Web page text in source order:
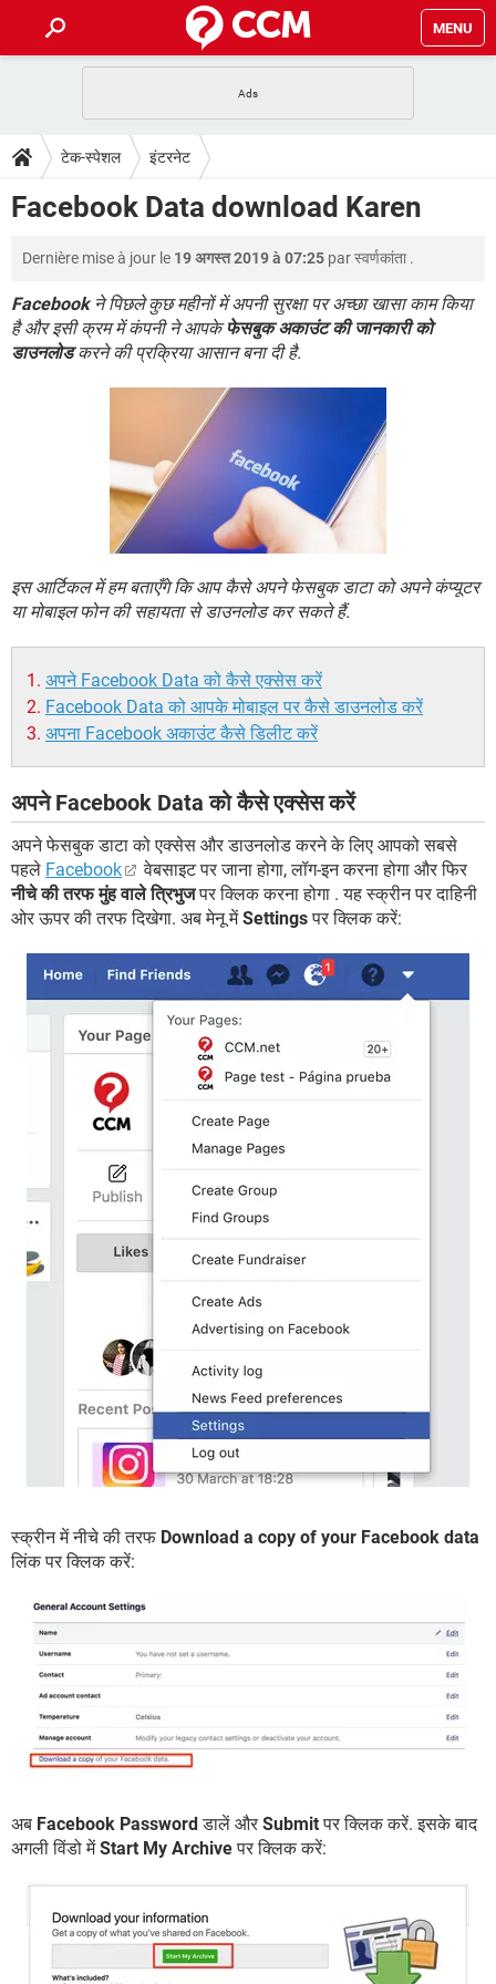
MENU
फोन पर अकाउंट बैलेंस चेक
WhatsApp Hack हो गया? Lucky Patcher यूज करें
टेक-स्पेशल
2020 के फ्री एंटीवायरस
बेस्ट फ्री ऑनलाइन गेम्स
डाउनलोड
FORUM
TikTok Account Freeze हो गया JioPhone में TikTok डाउनलोड
SBI बैंक अकाउंट नंबर पता करें
एनसाइक्लोपीडिया
केबल और कनेक्टर्स कंप्यूटर बस
सीरियल और पैरलल पोर्ट
टेक-स्पेशल इंटरनेट
Facebook Data download Karen
Dernière mise à jour le 19 अगस्त 2019 à 07:25 parस्वर्णकांता.
Facebookने पिछले कुछ महीनों में अपनी सुरक्षा पर अच्छा खासा काम किया
है और इसी क्रम में कंपनी ने आपकेफेसबुक अकाउंट की जानकारी को
डाउनलोडकरने की प्रक्रिया आसान बना दी है.
इस आर्टिकल में हम बताएँगे कि आप कैसे अपने फेसबुक डाटा को अपने कंप्यूटर
या मोबाइल फोन की सहायता से डाउनलोड कर सकते हैं.
अपने Facebook Data को कैसे एक्सेस करें
Facebook Data को आपके मोबाइल पर कैसे डाउनलोड करें
अपना Facebook अकाउंट कैसे डिलीट करें
अपने Facebook Data को कैसे एक्सेस करें
अपने फेसबुक डाटा को एक्सेस और डाउनलोड करने के लिए आपको सबसे
पहले Facebook
वेबसाइट पर जाना होगा, लॉग-इन करना होगा और फिर
नीचे की तरफ मुंह वाले त्रिभुजपर क्लिक करना होगा . यह स्क्रीन पर दाहिनी
ओर ऊपर की तरफ दिखेगा. अब मेनू मेंSettingsपर क्लिक करें:
स्क्रीन में नीचे की तरफ Download a copy of your Facebook data
लिंक पर क्लिक करें:
अब Facebook Passwordडालें और Submitपर क्लिक करें. इसके बाद
अगली विंडो मेंStart My Archiveपर क्लिक करें: